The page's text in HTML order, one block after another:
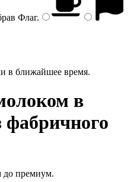
Флаг.
в ближайшее время.
в
фабричного
до премиум.